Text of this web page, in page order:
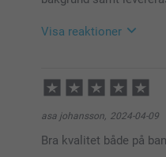
🩵-liga hälsningar
Visa reaktioner
13:48
Hej Viginia
asa johansson, 2024-04-09
Bra kvalitet både på